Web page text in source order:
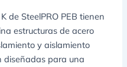
de SteelPRO PEB tienen
estructuras de acero
y aislamiento
diseñadas para una